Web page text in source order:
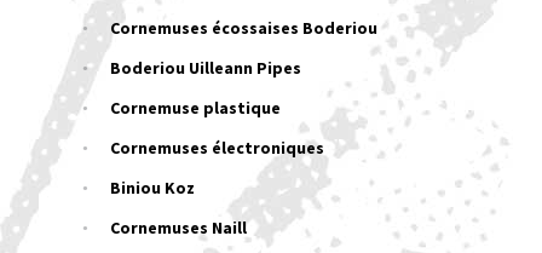
Cornemuses écossaises Boderiou
Boderiou Uilleann Pipes
Cornemuse plastique
Cornemuses électroniques
Biniou Koz
Cornemuses Naill